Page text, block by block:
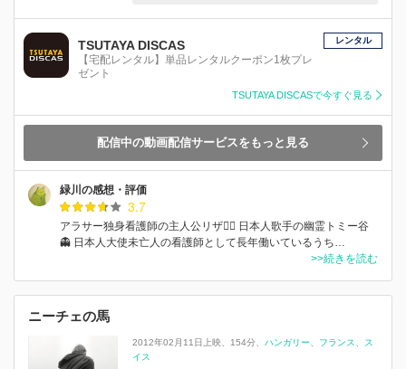
TSUTAYA DISCAS
【宅配レンタル】単品レンタルクーポン1枚プレ
ゼント
レンタル
TSUTAYA DISCASで今すぐ見る
配信中の動画配信サービスをもっと見る
緑川の感想・評価
3.7
アラサー独身看護師の主人公リザ👩‍⚕️ 日本人歌手の幽霊トミー谷
👻 日本人大使未亡人の看護師として長年働いているうち…
>>続きを読む
ニーチェの馬
2012年02月11日上映 154分 ハンガリー フランス
ス
イス